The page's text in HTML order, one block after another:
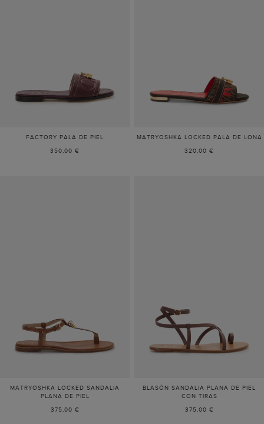
FACTORY PALA DE PIEL
350,00 €
MATRYOSHKA LOCKED PALA DE LONA
320,00 €
MATRYOSHKA LOCKED SANDALIA
PLANA DE PIEL
375,00 €
BLASÓN SANDALIA PLANA DE PIEL
CON TIRAS
375,00 €